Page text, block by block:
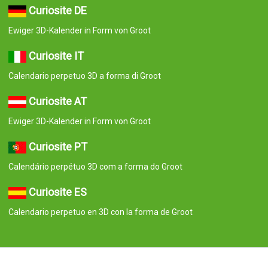
Curiosite DE
Ewiger 3D-Kalender in Form von Groot
Curiosite IT
Calendario perpetuo 3D a forma di Groot
Curiosite AT
Ewiger 3D-Kalender in Form von Groot
Curiosite PT
Calendário perpétuo 3D com a forma do Groot
Curiosite ES
Calendario perpetuo en 3D con la forma de Groot